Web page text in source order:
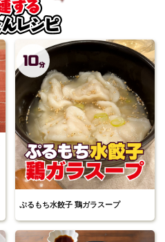
ぷるもち水餃子 鶏ガラスープ